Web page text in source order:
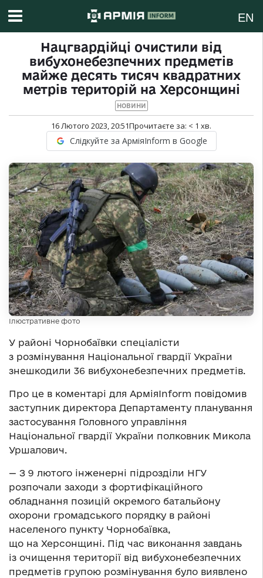
EN
Нацгвардійці очистили від
вибухонебезпечних предметів
майже десять тисяч квадратних
метрів територій на Херсонщині
НОВИНИ
16 Лютого 2023, 20:51Прочитаєте за: < 1 хв.
Слідкуйте за АрміяInform в Google
Ілюстративне фото
У районі Чорнобаївки спеціалісти
з розмінування Національної гвардії України
знешкодили 36 вибухонебезпечних предметів.
Про це в коментарі для АрміяInform повідомив
заступник директора Департаменту планування
застосування Головного управління
Національної гвардії України полковник Микола
Уршалович.
— З 9 лютого інженерні підрозділи НГУ
розпочали заходи з фортифікаційного
обладнання позицій окремого батальйону
охорони громадського порядку в районі
населеного пункту Чорнобаївка,
що на Херсонщині. Під час виконання завдань
із очищення території від вибухонебезпечних
предметів групою розмінування було виявлено